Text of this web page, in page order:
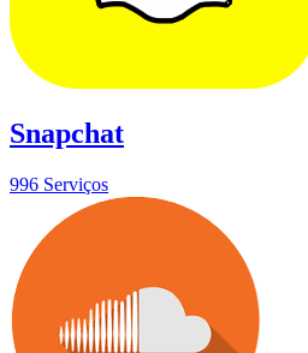
Snapchat
996 Serviços